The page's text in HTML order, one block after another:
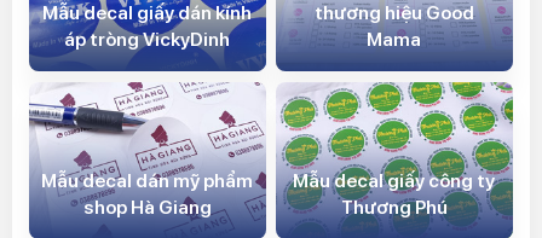
Mẫu decal giấy dán kính
áp tròng VickyDinh
thương hiệu Good
Mama
Mẫu decal dán mỹ phẩm
shop Hà Giang
Mẫu decal giấy công ty
Thương Phú